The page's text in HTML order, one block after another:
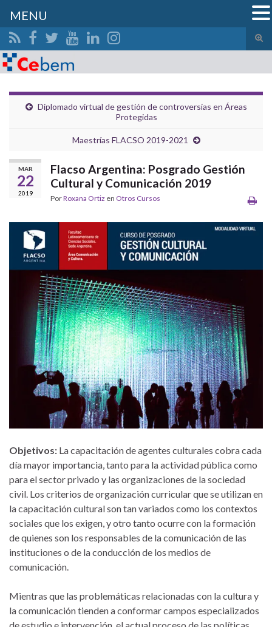
el
Search for:
Diplomado virtual de gestión de controversias en Áreas
Protegidas
Maestrías FLACSO 2019-2021
MAR
22
2019
Flacso Argentina: Posgrado Gestión
Cultural y Comunicación 2019
PorRoxana Ortiz en Otros Cursos
Objetivos: La capacitación de agentes culturales cobra cada
día mayor importancia, tanto para la actividad pública como
para el sector privado y las organizaciones de la sociedad
civil. Los criterios de organización curricular que se utilizan en
la capacitación cultural son tan variados como los contextos
sociales que los exigen, y otro tanto ocurre con la formación
de quienes son los responsables de la comunicación de las
instituciones o de la conducción de los medios de
comunicación.
Mientras que las problemáticas relacionadas con la cultura y
la comunicación tienden a conformar campos especializados
MENU